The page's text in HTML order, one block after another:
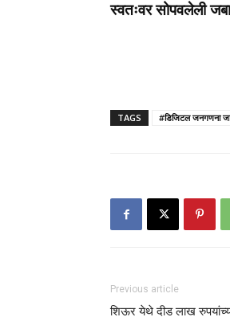
स्वतःवर सोपवलेली
TAGS #डिजिटल जनगणना
Previous article
शिऊर येथे दीड लाख रुपयांच्या